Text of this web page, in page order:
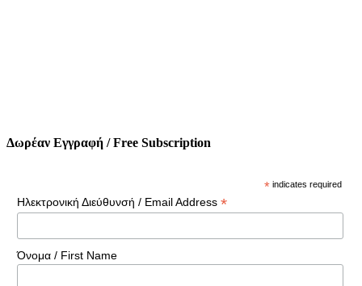
Δωρέαν Εγγραφή / Free Subscription
* indicates required
Ηλεκτρονική Διεύθυνσή / Email Address *
Όνομα / First Name